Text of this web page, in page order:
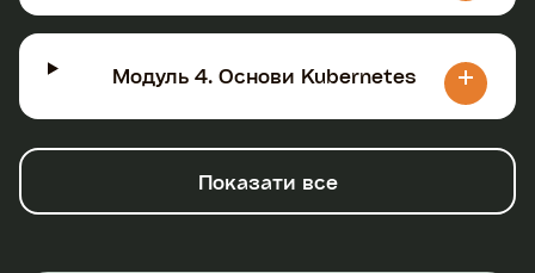
Модуль 4. Основи Kubernetes
Показати все